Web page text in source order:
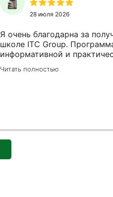
28 июля 2026
Я очень благодарна за
школе ITC Group.
информативной и
Преподавательский
Читать полностью